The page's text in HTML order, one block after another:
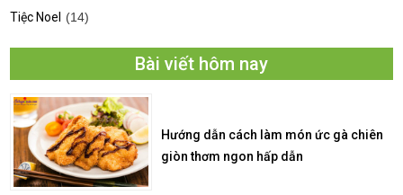
Tiệc Noel
(14)
Bài viết hôm nay
Hướng dẫn cách làm món ức gà chiên
giòn thơm ngon hấp dẫn